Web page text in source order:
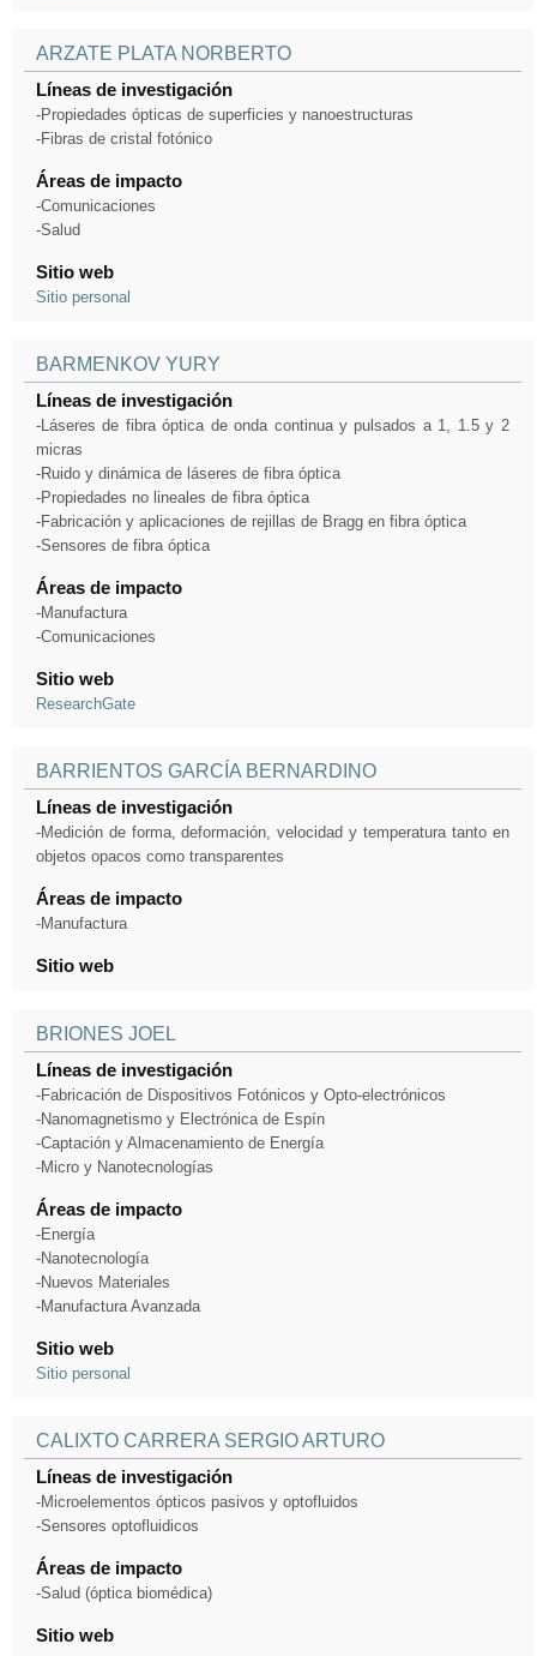
ARZATE PLATA NORBERTO
Líneas de investigación
-Propiedades ópticas de superficies y nanoestructuras
-Fibras de cristal fotónico
Áreas de impacto
-Comunicaciones
-Salud
Sitio web
Sitio personal
BARMENKOV YURY
Líneas de investigación
-Láseres de fibra óptica de onda continua y pulsados a 1, 1.5 y 2
micras
-Ruido y dinámica de láseres de fibra óptica
-Propiedades no lineales de fibra óptica
-Fabricación y aplicaciones de rejillas de Bragg en fibra óptica
-Sensores de fibra óptica
Áreas de impacto
-Manufactura
-Comunicaciones
Sitio web
ResearchGate
BARRIENTOS GARCÍA BERNARDINO
Líneas de investigación
-Medición de forma, deformación, velocidad y temperatura tanto en
objetos opacos como transparentes
Áreas de impacto
-Manufactura
Sitio web
BRIONES JOEL
Líneas de investigación
-Fabricación de Dispositivos Fotónicos y Opto-electrónicos
-Nanomagnetismo y Electrónica de Espín
-Captación y Almacenamiento de Energía
-Micro y Nanotecnologías
Áreas de impacto
-Energía
-Nanotecnología
-Nuevos Materiales
-Manufactura Avanzada
Sitio web
Sitio personal
CALIXTO CARRERA SERGIO ARTURO
Líneas de investigación
-Microelementos ópticos pasivos y optofluidos
-Sensores optofluidicos
Áreas de impacto
-Salud (óptica biomédica)
Sitio web